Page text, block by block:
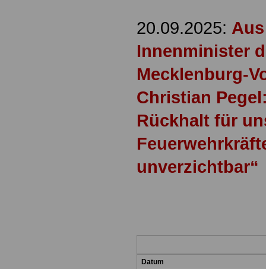
20.09.2025:
Innenminister
Mecklenburg-
Christian
Rückhalt für
unverzichtbar“
Datum